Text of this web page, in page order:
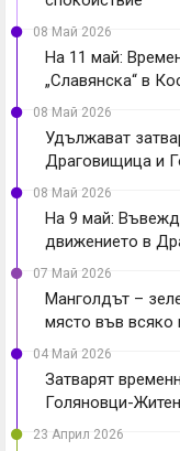
08 Май 2026
На 11 май:
„Славянска“ в
08 Май 2026
Удължават
Драговищица и
08 Май 2026
На 9 май:
движението в
07 Май 2026
Манголдът –
място във
04 Май 2026
Затварят
Голяновци-
23 Април 2026